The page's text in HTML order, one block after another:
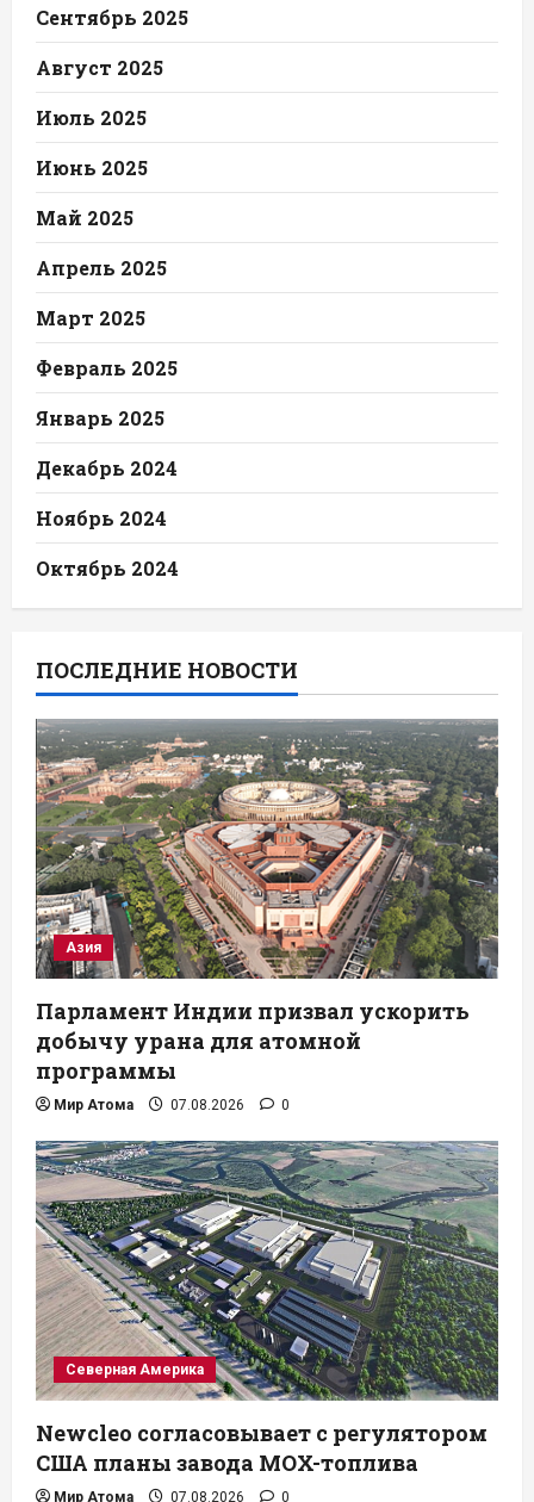
Сентябрь 2025
Август 2025
Июль 2025
Июнь 2025
Май 2025
Апрель 2025
Март 2025
Февраль 2025
Январь 2025
Декабрь 2024
Ноябрь 2024
Октябрь 2024
ПОСЛЕДНИЕ НОВОСТИ
Азия
Парламент Индии призвал ускорить
добычу урана для атомной
программы
Мир Атома 07.08.2026 0
Северная Америка
Newcleo согласовывает с регулятором
США планы завода MOX-топлива
Мир Атома 07.08.2026 0